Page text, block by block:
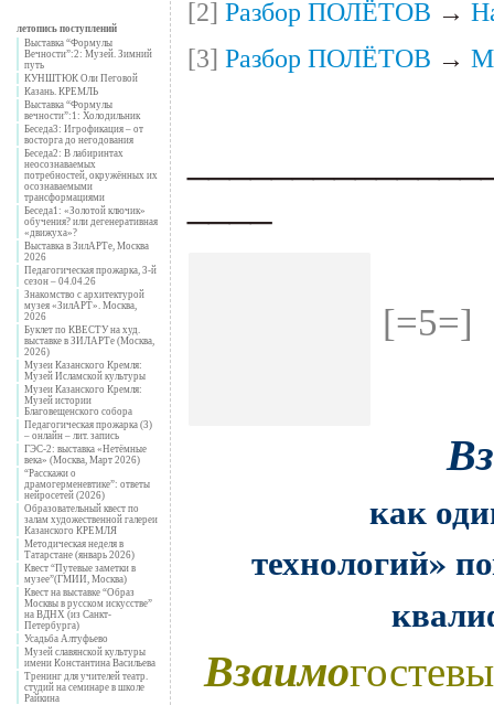
летопись поступлений
Выставка “Формулы
Вечности”:2: Музей. Зимний
путь
КУНШТЮК Оли Пеговой
Казань. КРЕМЛЬ
Выставка “Формулы
вечности”:1: Холодильник
Беседа3: Игрофикация – от
восторга до негодования
Беседа2: В лабиринтах
неосознаваемых
потребностей, окружённых их
осознаваемыми
трансформациями
Беседа1: «Золотой ключик»
обучения? или дегенеративная
«движуха»?
Выставка в ЗилАРТе, Москва
2026
Педагогическая прожарка, 3-й
сезон – 04.04.26
Знакомство с архитектурой
музея «ЗилАРТ». Москва,
2026
Буклет по КВЕСТУ на худ.
выставке в ЗИЛАРТе (Москва,
2026)
Музеи Казанского Кремля:
Музей Исламской культуры
Музеи Казанского Кремля:
Музей истории
Благовещенского собора
Педагогическая прожарка (3)
– онлайн – лит. запись
ГЭС-2: выставка «Нетёмные
века» (Москва, Март 2026)
“Расскажи о
драмогерменевтике”: ответы
нейросетей (2026)
Образовательный квест по
залам художественной галереи
Казанского КРЕМЛЯ
Методическая неделя в
Татарстане (январь 2026)
Квест “Путевые заметки в
музее”(ГМИИ, Москва)
Квест на выставке “Образ
Москвы в русском искусстве”
на ВДНХ (из Санкт-
Петербурга)
Усадьба Алтуфьево
Музей славянской культуры
имени Константина Васильева
Тренинг для учителей театр.
студий на семинаре в школе
Райкина
[2] Разбор ПОЛЁТОВ →
[3] Разбор ПОЛЁТОВ →
[=5=]
как
технологий»
Взаимо